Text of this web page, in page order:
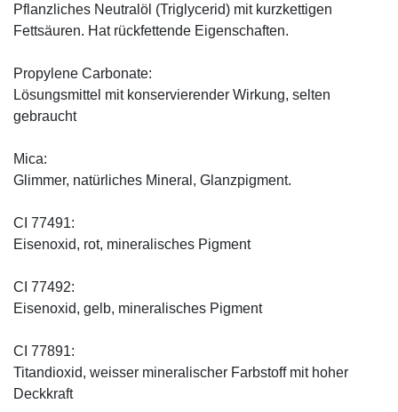
Pflanzliches Neutralöl (Triglycerid) mit kurzkettigen
Fettsäuren. Hat rückfettende Eigenschaften.
Propylene Carbonate:
Lösungsmittel mit konservierender Wirkung, selten
gebraucht
Mica:
Glimmer, natürliches Mineral, Glanzpigment.
CI 77491:
Eisenoxid, rot, mineralisches Pigment
CI 77492:
Eisenoxid, gelb, mineralisches Pigment
CI 77891:
Titandioxid, weisser mineralischer Farbstoff mit hoher
Deckkraft